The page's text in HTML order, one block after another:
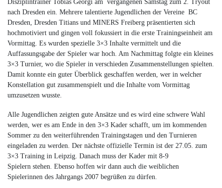
Disziplintrainer Tobias Georgi am vergangenen Samstag zum 2. Tryout
nach Dresden ein. Mehrere talentierte Jugendlichen der Vereine BC
Dresden, Dresden Titians und MINERS Freiberg präsentierten sich
hochmotiviert und gingen voll fokussiert in die erste Trainingseinheit am
Vormittag. Es wurden spezielle 3×3 Inhalte vermittelt und die
Auffassungsgabe der Spieler war hoch. Am Nachmittag folgte ein kleines
3×3 Turnier, wo die Spieler in verschieden Zusammenstellungen spielten.
Damit konnte ein guter Überblick geschaffen werden, wer in welcher
Konstellation gut zusammenspielt und die Inhalte vom Vormittag
umzusetzen wusste.
Alle Jugendlichen zeigten gute Ansätze und es wird eine schwere Wahl
werden, wer es am Ende in den 3×3 Kader schafft, um im kommenden
Sommer zu den weiterführenden Trainingstagen und den Turnieren
eingeladen zu werden. Der nächste offizielle Termin ist der 27.05. zum
3×3 Training in Leipzig. Danach muss der Kader mit 8-9
Spielern stehen. Ebenso hoffen wir dann auch die weiblichen
Spielerinnen des Jahrgangs 2007 begrüßen zu dürfen.